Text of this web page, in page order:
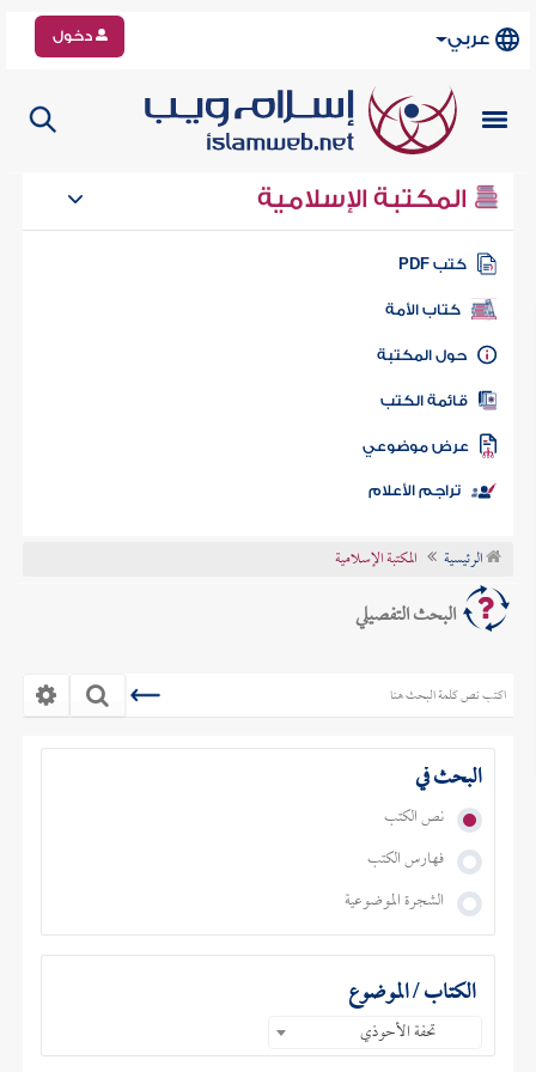
عربي دخول
المكتبة الإسلامية
كتب PDF
كتاب الأمة
حول المكتبة
قائمة الكتب
تراجم الأعلام
الرئيسية المكتبة الإسلامية
البحث التفصيلي
البحث في
نص الكتب
فهارس الكتب
الشجرة الموضوعية
الكتاب / الموضوع
تحفة الأحوذي